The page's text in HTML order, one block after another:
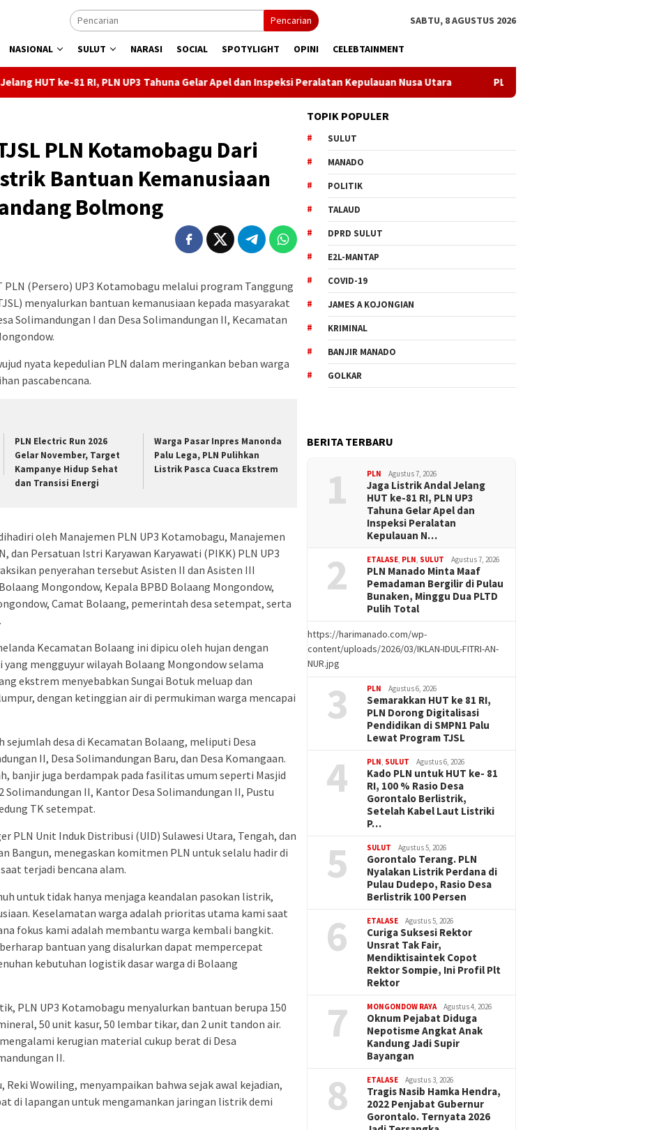
Pencarian SABTU, 8 AGUSTUS 2026
NASIONAL SULUT NARASI SOCIAL SPOTYLIGHT OPINI CELEBTAINMENT
PLN UP3 Tahuna Gelar Apel dan Inspeksi Peralatan Kepulauan Nusa Utara PLN Manado Minta Maaf Pemadaman Bergilir di
PLN Kotamobagu Dari
Bantuan Kemanusiaan
Bolmong
(Persero) UP3 Kotamobagu melalui program Tanggung
menyalurkan bantuan kemanusiaan kepada masyarakat
Solimandungan I dan Desa Solimandungan II, Kecamatan
nyata kepedulian PLN dalam meringankan beban warga
pascabencana.
PLN Electric Run 2026
Gelar November, Target
Kampanye Hidup Sehat
dan Transisi Energi
Warga Pasar Inpres Manonda
Palu Lega, PLN Pulihkan
Listrik Pasca Cuaca Ekstrem
oleh Manajemen PLN UP3 Kotamobagu, Manajemen
dan Persatuan Istri Karyawan Karyawati (PIKK) PLN UP3
penyerahan tersebut Asisten II dan Asisten III
Mongondow, Kepala BPBD Bolaang Mongondow,
Camat Bolaang, pemerintah desa setempat, serta
Kecamatan Bolaang ini dipicu oleh hujan dengan
mengguyur wilayah Bolaang Mongondow selama
ekstrem menyebabkan Sungai Botuk meluap dan
dengan ketinggian air di permukiman warga mencapai
sejumlah desa di Kecamatan Bolaang, meliputi Desa
II, Desa Solimandungan Baru, dan Desa Komangaan.
banjir juga berdampak pada fasilitas umum seperti Masjid
Solimandungan II, Kantor Desa Solimandungan II, Pustu
TK setempat.
PLN Unit Induk Distribusi (UID) Sulawesi Utara, Tengah, dan
Bangun, menegaskan komitmen PLN untuk selalu hadir di
terjadi bencana alam.
untuk tidak hanya menjaga keandalan pasokan listrik,
Keselamatan warga adalah prioritas utama kami saat
fokus kami adalah membantu warga kembali bangkit.
bantuan yang disalurkan dapat mempercepat
kebutuhan logistik dasar warga di Bolaang
PLN UP3 Kotamobagu menyalurkan bantuan berupa 150
50 unit kasur, 50 lembar tikar, dan 2 unit tandon air.
kerugian material cukup berat di Desa
II.
Reki Wowiling, menyampaikan bahwa sejak awal kejadian,
di lapangan untuk mengamankan jaringan listrik demi
TOPIK POPULER
SULUT
MANADO
POLITIK
TALAUD
DPRD SULUT
E2L-MANTAP
COVID-19
JAMES A KOJONGIAN
KRIMINAL
BANJIR MANADO
GOLKAR
BERITA TERBARU
1 PLN Agustus 7, 2026
Jaga Listrik Andal Jelang
HUT ke-81 RI, PLN UP3
Tahuna Gelar Apel dan
Inspeksi Peralatan
Kepulauan N…
2 ETALASE, PLN, SULUT Agustus 7, 2026
PLN Manado Minta Maaf
Pemadaman Bergilir di Pulau
Bunaken, Minggu Dua PLTD
Pulih Total
https://harimanado.com/wp-
content/uploads/2026/03/IKLAN-IDUL-FITRI-AN-
NUR.jpg
3 PLN Agustus 6, 2026
Semarakkan HUT ke 81 RI,
PLN Dorong Digitalisasi
Pendidikan di SMPN1 Palu
Lewat Program TJSL
4 PLN, SULUT Agustus 6, 2026
Kado PLN untuk HUT ke- 81
RI, 100 % Rasio Desa
Gorontalo Berlistrik,
Setelah Kabel Laut Listriki
P…
5 SULUT Agustus 5, 2026
Gorontalo Terang. PLN
Nyalakan Listrik Perdana di
Pulau Dudepo, Rasio Desa
Berlistrik 100 Persen
6 ETALASE Agustus 5, 2026
Curiga Suksesi Rektor
Unsrat Tak Fair,
Mendiktisaintek Copot
Rektor Sompie, Ini Profil Plt
Rektor
7 MONGONDOW RAYA Agustus 4, 2026
Oknum Pejabat Diduga
Nepotisme Angkat Anak
Kandung Jadi Supir
Bayangan
8 ETALASE Agustus 3, 2026
Tragis Nasib Hamka Hendra,
2022 Penjabat Gubernur
Gorontalo. Ternyata 2026